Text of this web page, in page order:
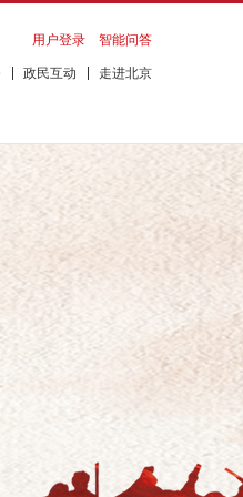
政民互动 走进北京
用户登录 智能问答